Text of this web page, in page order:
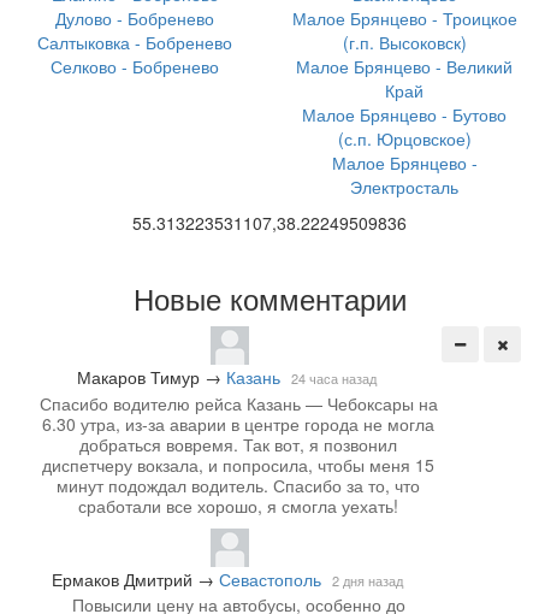
Дулово - Бобренево
Салтыковка - Бобренево
Селково - Бобренево
Малое Брянцево - Троицкое
(г.п. Высоковск)
Малое Брянцево - Великий
Край
Малое Брянцево - Бутово
(с.п. Юрцовское)
Малое Брянцево -
Электросталь
55.313223531107,38.22249509836
Новые комментарии
Макаров Тимур → Казань 24 часа назад
Спасибо водителю рейса Казань — Чебоксары на
6.30 утра, из-за аварии в центре города не могла
добраться вовремя. Так вот, я позвонил
диспетчеру вокзала, и попросила, чтобы меня 15
минут подождал водитель. Спасибо за то, что
сработали все хорошо, я смогла уехать!
Ермаков Дмитрий → Севастополь 2 дня назад
Повысили цену на автобусы, особенно до